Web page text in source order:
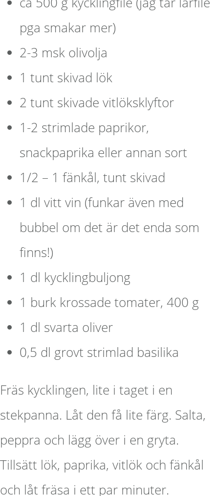
pga smakar mer)
2-3 msk olivolja
1 tunt skivad lök
2 tunt skivade vitlöksklyftor
1-2 strimlade paprikor,
snackpaprika eller annan sort
1/2 – 1 fänkål, tunt skivad
1 dl vitt vin (funkar även med
bubbel om det är det enda som
finns!)
1 dl kycklingbuljong
1 burk krossade tomater, 400 g
1 dl svarta oliver
0,5 dl grovt strimlad basilika
Fräs kycklingen, lite i taget i en
stekpanna. Låt den få lite färg. Salta,
peppra och lägg över i en gryta.
Tillsätt lök, paprika, vitlök och fänkål
och låt fräsa i ett par minuter.